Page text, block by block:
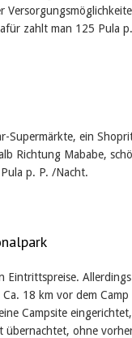
zahlt man 125 Pula
Supermärkte, ein
Richtung Mababe,
p. P. /Nacht.
18 km vor dem
Campsite
übernachtet, ohne